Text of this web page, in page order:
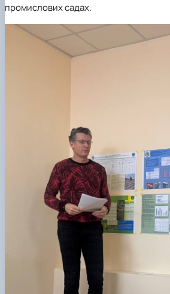
промислових садах.